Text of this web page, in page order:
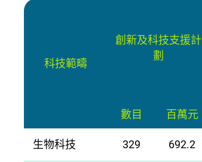
科技範疇
創新及科技支援計
劃
數目 百萬元
生物科技 329 692.2